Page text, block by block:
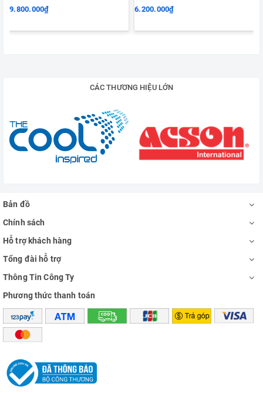
9.800.000₫ 6.200.000₫
CÁC THƯƠNG HIỆU LỚN
Bản đồ
Chính sách
Hỗ trợ khách hàng
Tổng đài hỗ trợ
Thông Tin Công Ty
Phương thức thanh toán